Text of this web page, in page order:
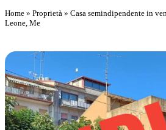
Home » Proprietà » Casa semindipendente in
Leone, Me